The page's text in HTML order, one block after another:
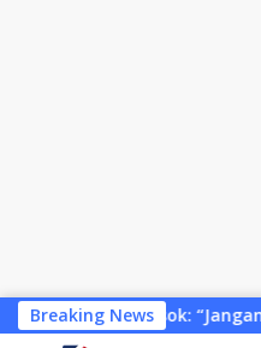
Langsung
ke
Breaking News
Tunggu Laut Rusak!”